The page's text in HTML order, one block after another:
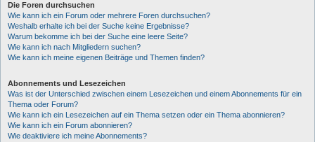
Die Foren durchsuchen
Wie kann ich ein Forum oder mehrere Foren durchsuchen?
Weshalb erhalte ich bei der Suche keine Ergebnisse?
Warum bekomme ich bei der Suche eine leere Seite?
Wie kann ich nach Mitgliedern suchen?
Wie kann ich meine eigenen Beiträge und Themen finden?
Abonnements und Lesezeichen
Was ist der Unterschied zwischen einem Lesezeichen und einem Abonnements für ein
Thema oder Forum?
Wie kann ich ein Lesezeichen auf ein Thema setzen oder ein Thema abonnieren?
Wie kann ich ein Forum abonnieren?
Wie deaktiviere ich meine Abonnements?